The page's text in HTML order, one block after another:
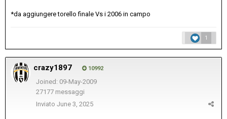
*da aggiungere torello finale Vs i 2006 in campo
1
crazy1897 10992
Joined: 09-May-2009
27177 messaggi
Inviato June 3, 2025